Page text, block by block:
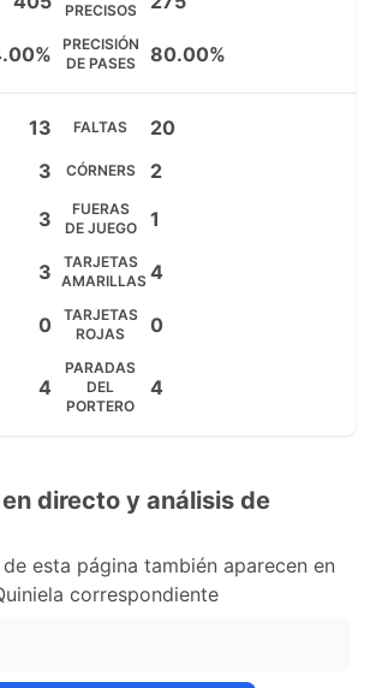
PRECISOS
PRECISIÓN
DE PASES
80.00%
13 FALTAS
20
3
CÓRNERS
2
3
FUERAS
DE JUEGO
1
3
TARJETAS
AMARILLAS 4
0
TARJETAS
ROJAS
0
4
PARADAS
DEL
PORTERO
4
directo y análisis de
esta página también aparecen en
correspondiente